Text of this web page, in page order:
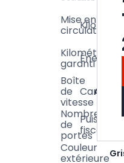
Mise en
circulation
Kilométrage
garantiÉnergie
Boîte
de
vitesse
Nombre
de
portesfiscale
Couleur
extérieure